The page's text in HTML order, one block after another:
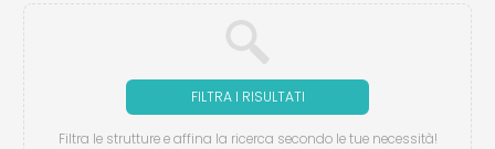
FILTRA I RISULTATI
Filtra le strutture e affina la ricerca secondo le tue necessità!